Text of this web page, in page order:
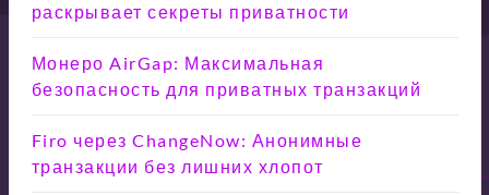
раскрывает секреты приватности
Монеро AirGap: Максимальная
безопасность для приватных транзакций
Firo через ChangeNow: Анонимные
транзакции без лишних хлопот